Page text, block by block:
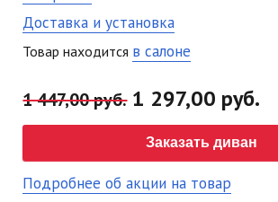
Доставка и установка
Товар находится в салоне
1 447,00 руб.1 297,00 руб.
Заказать диван
Подробнее об акции на товар